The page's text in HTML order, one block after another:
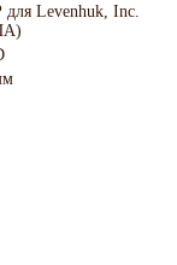
Levenhuk, Inc.